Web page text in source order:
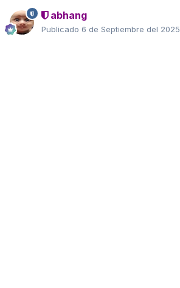
abhang
Publicado 6 de Septiembre del 2025